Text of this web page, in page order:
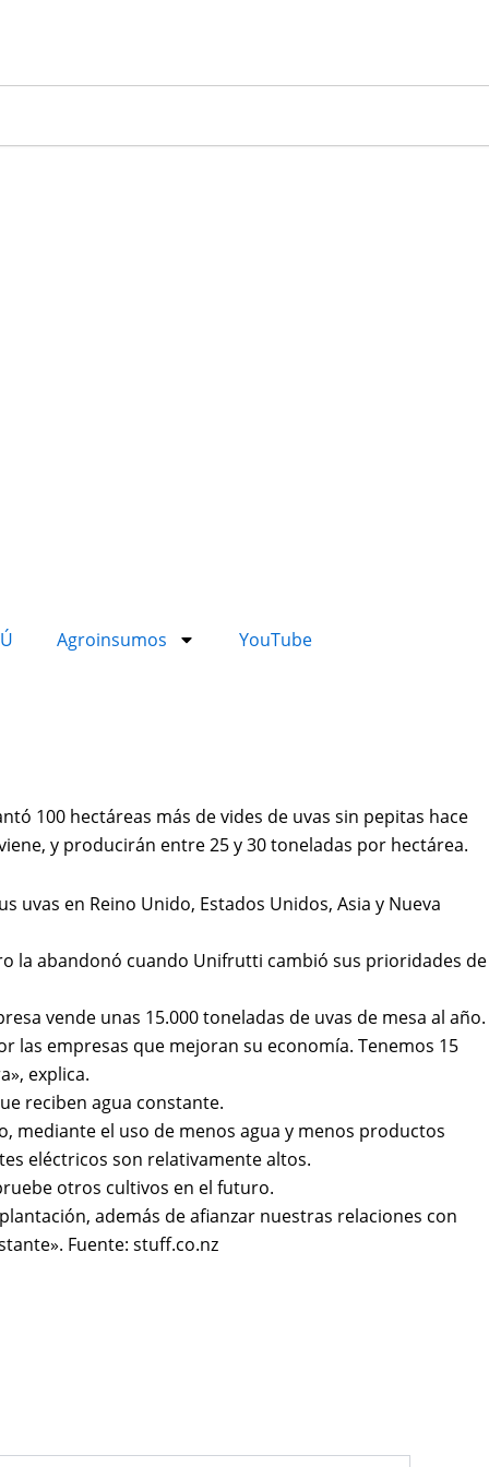
Agroinsumos YouTube
100 hectáreas más de vides de uvas sin pepitas hace
y producirán entre 25 y 30 toneladas por hectárea.
uvas en Reino Unido, Estados Unidos, Asia y Nueva
la abandonó cuando Unifrutti cambió sus prioridades de
vende unas 15.000 toneladas de uvas de mesa al año.
las empresas que mejoran su economía. Tenemos 15
explica.
reciben agua constante.
mediante el uso de menos agua y menos productos
eléctricos son relativamente altos.
otros cultivos en el futuro.
además de afianzar nuestras relaciones con
Fuente: stuff.co.nz